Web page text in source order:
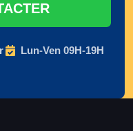
Lun-Ven 09H-19H